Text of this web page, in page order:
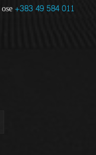
ose+383 49 584 011